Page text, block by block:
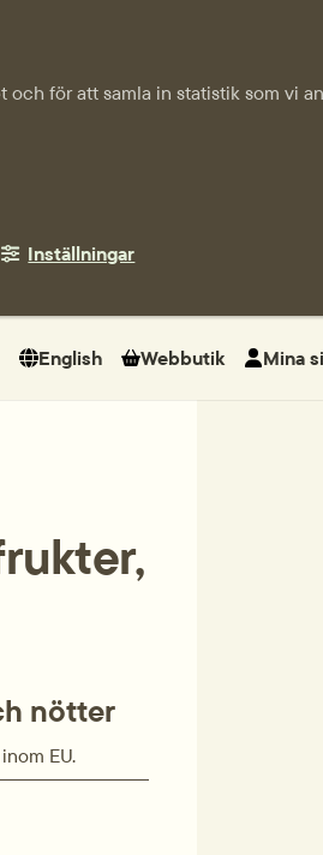
för att samla in statistik som vi
Inställningar
English Webbutik Mina
nötter
EU.